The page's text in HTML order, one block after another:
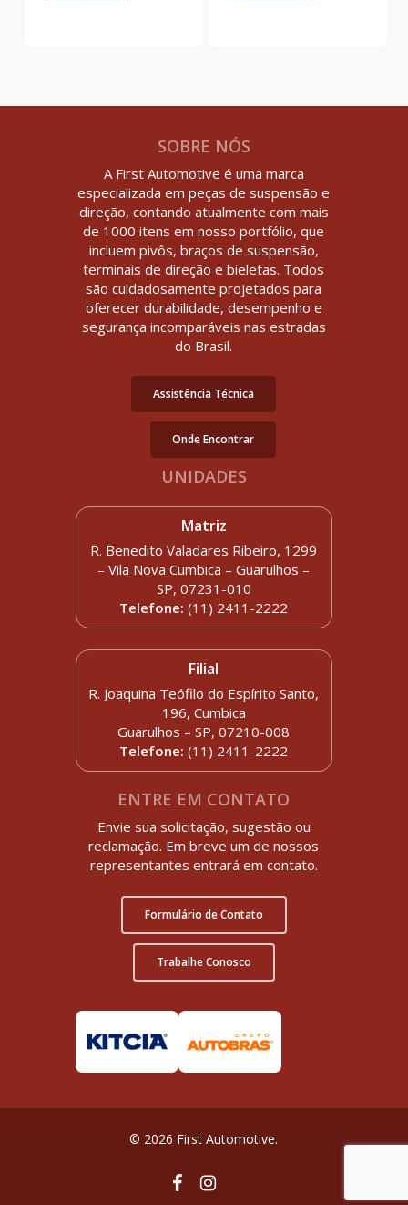
SOBRE NÓS
A First Automotive é uma marca
especializada em peças de suspensão e
direção, contando atualmente com mais
de 1000 itens em nosso portfólio, que
incluem pivôs, braços de suspensão,
terminais de direção e bieletas. Todos
são cuidadosamente projetados para
oferecer durabilidade, desempenho e
segurança incomparáveis nas estradas
do Brasil.
Assistência Técnica
Onde Encontrar
UNIDADES
Matriz
R. Benedito Valadares Ribeiro, 1299
– Vila Nova Cumbica – Guarulhos –
SP, 07231-010
Telefone:(11) 2411-2222
Filial
R. Joaquina Teófilo do Espírito Santo,
196, Cumbica
Guarulhos – SP, 07210-008
Telefone: (11) 2411-2222
ENTRE EM CONTATO
Envie sua solicitação, sugestão ou
reclamação. Em breve um de nossos
representantes entrará em contato.
Formulário de Contato
Trabalhe Conosco
© 2026 First Automotive.
facebookinstagram